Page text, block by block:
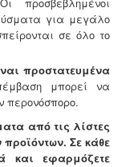
Οι προσβεβλημένοι
για μεγάλο
σε όλο το
προστατευμένα
μπορεί να
περονόσπορο.
από τις λίστες
προϊόντων. Σε κάθε
και εφαρμόζετε